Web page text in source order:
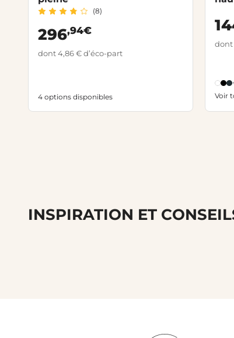
(8)
296,94€
dont 4,86 € d’éco-part
4 options disponibles
dont
Voir
INSPIRATION ET